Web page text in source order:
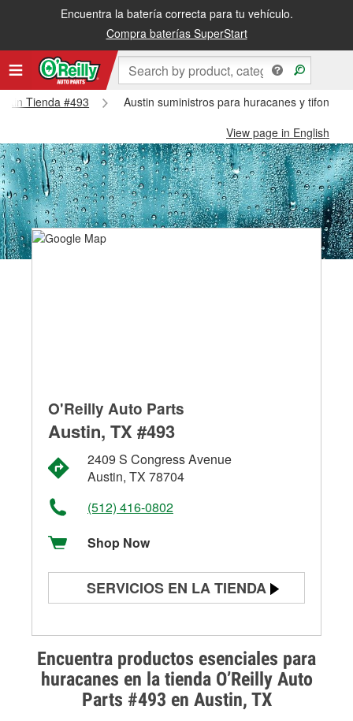
Encuentra la batería correcta para tu vehículo.
Compra baterías SuperStart
Tienda #493
Austin suministros para huracanes y tifones
View page in English
Encuentra productos esenciales para
huracanes en la tienda O’Reilly Auto
Parts #493 en Austin, TX
O'Reilly Auto Parts
Austin, TX #493
2409 S Congress Avenue
Austin, TX 78704
(512) 416-0802
Shop Now
SERVICIOS EN LA TIENDA
Prueba de alternadores y
arrancadores
Revisión de la luz "Check Engine"